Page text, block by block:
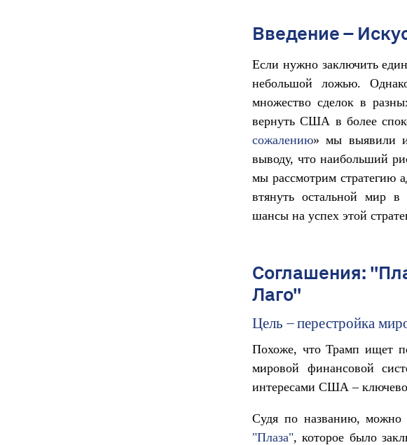
Введение –
Если нужно заключить
небольшой ложью.
множество сделок в
вернуть США в более
сожалению» мы выявили
выводу, что наибольший
мы рассмотрим стратегию
втянуть остальной мир
шансы на успех этой
Соглашения:
Лаго"
Цель – перестройка
Похоже, что Трамп ищет
мировой финансовой
интересами США –
Судя по названию, можно
"Плаза", которое было